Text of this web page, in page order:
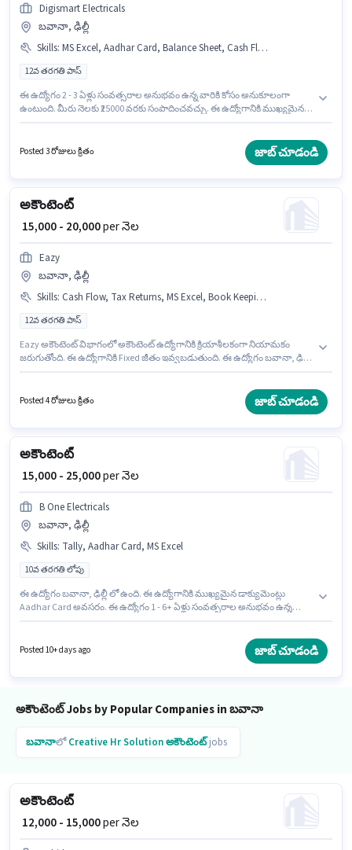
Digismart Electricals
బవానా, ఢిల్లీ
Skills: MS Excel, Aadhar Card, Balance Sheet, Cash Flow, Taxation - VAT & Sales Tax, Book Keeping
12వ తరగతి పాస్
ఈ ఉద్యోగం 2 - 3 ఏళ్లు సంవత్సరాల అనుభవం ఉన్న వారికి కోసం అనుకూలంగా
ఉంటుంది. మీరు నెలకు ₹25000 వరకు సంపాదించవచ్చు. ఈ ఉద్యోగానికి ముఖ్యమైన
Keeping, Cash Flow, MS Excel, Taxation - VAT & Sales Tax ఉండాలి. ఈ ఖాళీ
బవానా, ఢిల్లీ లో ఉంది. ఈ ఉద్యోగానికి Fixed జీతం ఇవ్వబడుతుంది.
Posted 3 రోజులు క్రితం జాబ్ చూడండి
అకౌంటెంట్
₹ 15,000 - 20,000per నెల
Eazy
బవానా, ఢిల్లీ
Skills: Cash Flow, Tax Returns, MS Excel, Book Keeping, Tally
12వ తరగతి పాస్
Eazy అకౌంటెంట్ విభాగంలో అకౌంటెంట్ ఉద్యోగానికి క్రియాశీలకంగా నియామకం
జరుగుతోంది. ఈ ఉద్యోగానికి Fixed జీతం ఇవ్వబడుతుంది. ఈ ఉద్యోగం బవానా, ఢిల్లీ
నెలలు సంవత్సరాల అనుభవం ఉన్న వారికి కోసం, నెల జీతం ₹20000 ఉంటుంది.
దరఖాస్తుదారులు కనీసం 12వ తరగతి పాస్ డిగ్రీ లేదా సర్టిఫికెట్ కలిగి ఉండాలి.
Posted 4 రోజులు క్రితం జాబ్ చూడండి
అకౌంటెంట్
₹ 15,000 - 25,000per నెల
B One Electricals
బవానా, ఢిల్లీ
Skills: Tally, Aadhar Card, MS Excel
10వ తరగతి లోపు
ఈ ఉద్యోగం బవానా, ఢిల్లీ లో ఉంది. ఈ ఉద్యోగానికి ముఖ్యమైన డాక్యుమెంట్లు
Aadhar Card అవసరం. ఈ ఉద్యోగం 1 - 6+ ఏళ్లు సంవత్సరాల అనుభవం ఉన్న
B One Electricals అకౌంటెంట్ విభాగంలో అకౌంటెంట్ ఉద్యోగానికి క్రియాశీలకంగా
నియామకం జరుగుతోంది. ఈ ఉద్యోగానికి Fixed జీతం అందుబాటులో ఉంది.
Posted 10+ days ago జాబ్ చూడండి
అకౌంటెంట్ Jobs by Popular Companies in బవానా
బవానాలోCreative Hr Solutionఅకౌంటెంట్jobs
అకౌంటెంట్
₹ 12,000 - 15,000per నెల